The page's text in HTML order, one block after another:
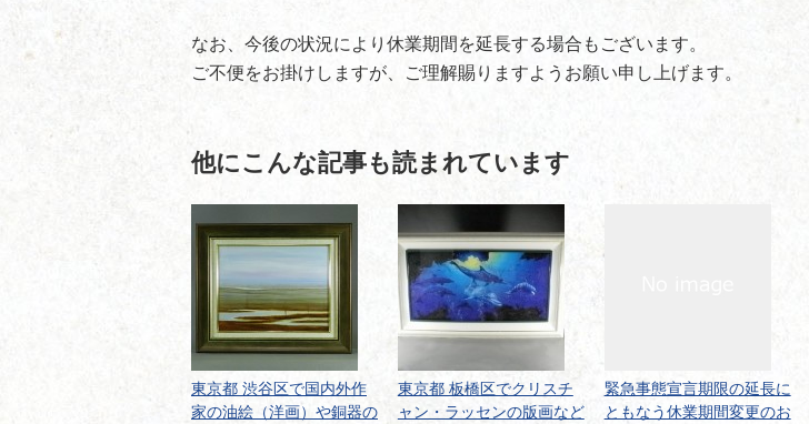
なお、今後の状況により休業期間を延長する場合もございます。
ご不便をお掛けしますが、ご理解賜りますようお願い申し上げます。
他にこんな記事も読まれています
東京都 渋谷区で国内外作
家の油絵（洋画）や銅器の
東京都 板橋区でクリスチ
ャン・ラッセンの版画など
緊急事態宣言期限の延長に
ともなう休業期間変更のお